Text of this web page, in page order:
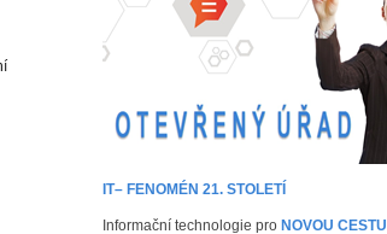
IT– FENOMÉN 21. STOLETÍ
Informační technologie pro NOVOU CESTU